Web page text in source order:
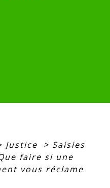
Justice > Saisies
faire si une
vous réclame